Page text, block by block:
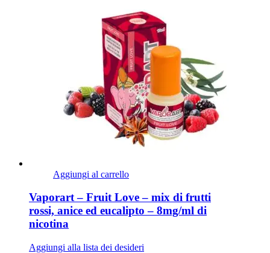
Aggiungi al carrello
Vaporart – Fruit Love – mix di frutti
rossi, anice ed eucalipto – 8mg/ml di
nicotina
Aggiungi alla lista dei desideri